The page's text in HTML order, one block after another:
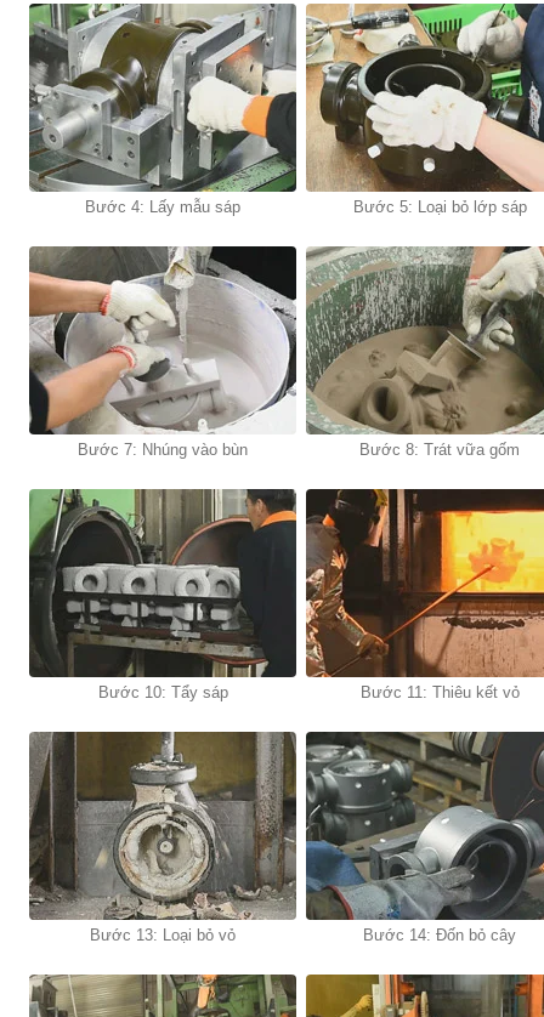
Bước 4: Lấy mẫu sáp Bước 5: Loại bỏ lớp sáp
Bước 7: Nhúng vào bùn Bước 8: Trát vữa gốm
Bước 10: Tẩy sáp Bước 11: Thiêu kết vỏ
Bước 13: Loại bỏ vỏ Bước 14: Đốn bỏ cây